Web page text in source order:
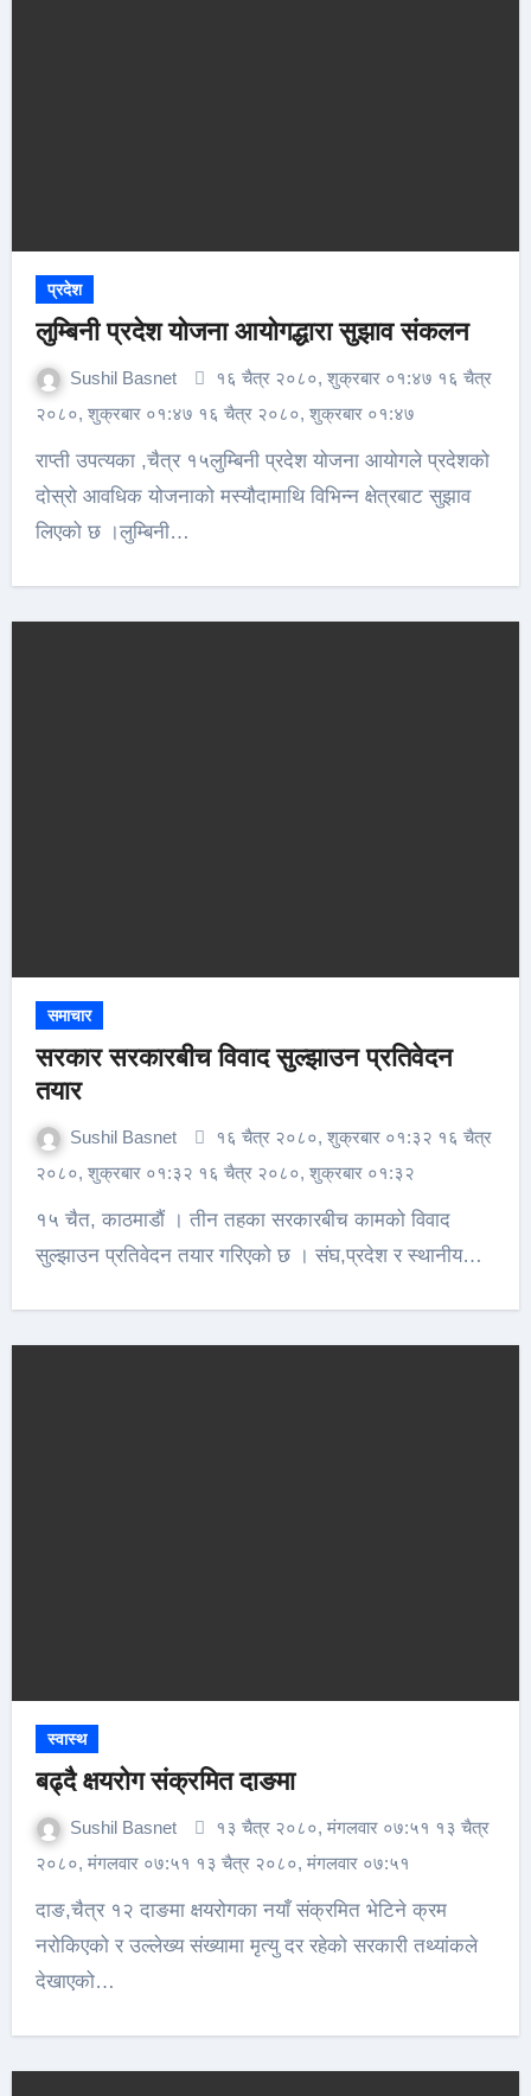
प्रदेश
लुम्बिनी प्रदेश योजना आयोगद्धारा सुझाव संकलन
Sushil Basnet
१६ चैत्र २०८०, शुक्रबार ०१:४७ १६ चैत्र
२०८०, शुक्रबार ०१:४७ १६ चैत्र २०८०, शुक्रबार ०१:४७
राप्ती उपत्यका ,चैत्र १५लुम्बिनी प्रदेश योजना आयोगले प्रदेशको
दोस्रो आवधिक योजनाको मस्यौदामाथि विभिन्न क्षेत्रबाट सुझाव
लिएको छ ।लुम्बिनी…
समाचार
सरकार सरकारबीच विवाद सुल्झाउन प्रतिवेदन
तयार
Sushil Basnet
१६ चैत्र २०८०, शुक्रबार ०१:३२ १६ चैत्र
२०८०, शुक्रबार ०१:३२ १६ चैत्र २०८०, शुक्रबार ०१:३२
१५ चैत, काठमाडौं । तीन तहका सरकारबीच कामको विवाद
सुल्झाउन प्रतिवेदन तयार गरिएको छ । संघ,प्रदेश र स्थानीय…
स्वास्थ
बढ्दै क्षयरोग संक्रमित दाङमा
Sushil Basnet
१३ चैत्र २०८०, मंगलवार ०७:५१ १३ चैत्र
२०८०, मंगलवार ०७:५१ १३ चैत्र २०८०, मंगलवार ०७:५१
दाङ,चैत्र १२ दाङमा क्षयरोगका नयाँ संक्रमित भेटिने क्रम
नरोकिएको र उल्लेख्य संख्यामा मृत्यु दर रहेको सरकारी तथ्यांकले
देखाएको…